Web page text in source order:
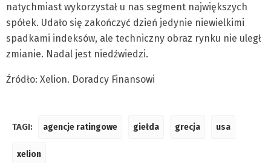
natychmiast wykorzystał u nas segment największych
spółek. Udało się zakończyć dzień jedynie niewielkimi
spadkami indeksów, ale techniczny obraz rynku nie uległ
zmianie. Nadal jest niedźwiedzi.
Źródło: Xelion. Doradcy Finansowi
TAGI: agencje ratingowe giełda grecja usa
xelion